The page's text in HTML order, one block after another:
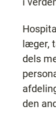
læger,
dels
den